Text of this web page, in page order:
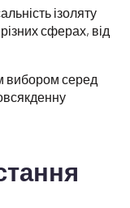
ізоляту
сферах, від
вибором серед